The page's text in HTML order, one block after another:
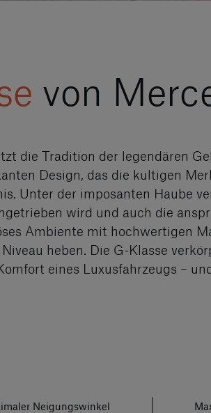
von
die Tradition der legendären
Design, das die kultigen
Unter der imposanten Haube
wird und auch die
Ambiente mit hochwertigen
heben. Die G-Klasse
eines Luxusfahrzeugs –
Neigungswinkel